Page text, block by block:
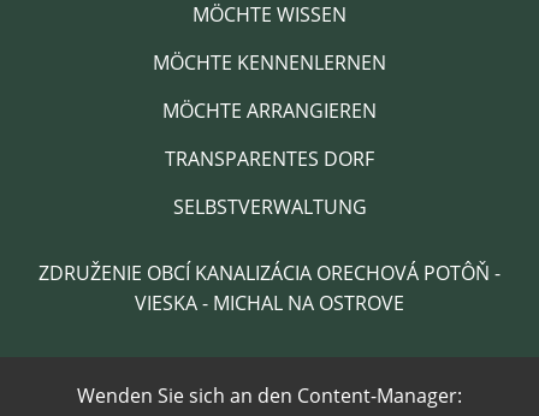
MÖCHTE WISSEN
MÖCHTE KENNENLERNEN
MÖCHTE ARRANGIEREN
TRANSPARENTES DORF
SELBSTVERWALTUNG
ZDRUŽENIE OBCÍ KANALIZÁCIA ORECHOVÁ POTÔŇ -
VIESKA - MICHAL NA OSTROVE
Wenden Sie sich an den Content-Manager: